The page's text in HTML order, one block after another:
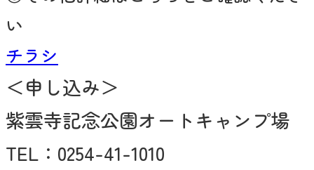
い
チラシ
＜申し込み＞
紫雲寺記念公園オートキャンプ場
TEL：0254-41-1010